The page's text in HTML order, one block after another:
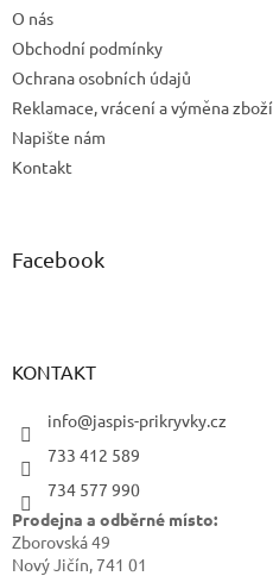
p
i
O nás
Obchodní podmínky
Ochrana osobních údajů
Reklamace, vrácení a výměna zboží
Napište nám
Kontakt
Facebook
KONTAKT
info@jaspis-prikryvky.cz
733 412 589
734 577 990
Prodejna a odběrné místo:
Zborovská 49
Nový Jičín, 741 01